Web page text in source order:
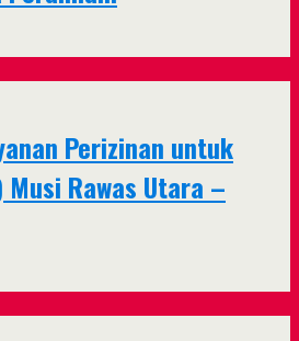
Perizinan untuk
Rawas Utara –